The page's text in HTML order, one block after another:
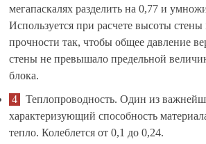
мегапаскалях разделить на 0,77 и
Используется при расчете высоты
прочности так, чтобы общее давление
стены не превышало предельной
блока.
Теплопроводность. Один из
характеризующий способность
тепло. Колеблется от 0,1 до 0,24.